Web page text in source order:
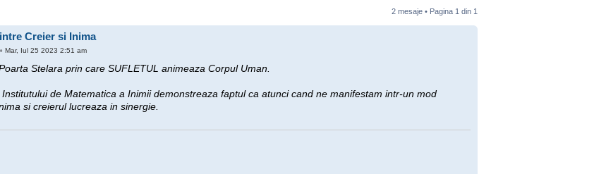
2 mesaje • Pagina 1 din 1
Creier si Inima
Mar, Iul 25 2023 2:51 am
Stelara prin care SUFLETUL animeaza Corpul Uman.
de Matematica a Inimii demonstreaza faptul ca atunci cand ne manifestam intr-un mod
si creierul lucreaza in sinergie.